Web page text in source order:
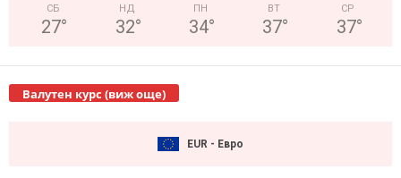
СБ
27°
НД
32°
ПН
34°
ВТ
37°
СР
37°
Валутен курс (виж още)
EUR - Евро